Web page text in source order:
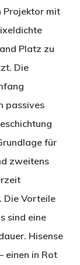
Projektor mit
Platz zu
Die
passives
für
zweitens
Die Vorteile
sind eine
Hisense
einen in Rot